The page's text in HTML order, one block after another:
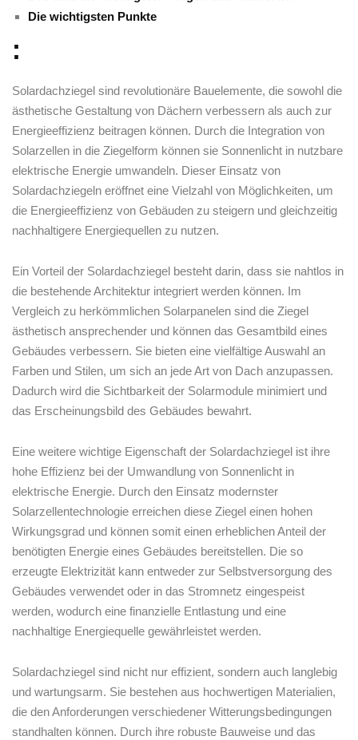
Die wichtigsten Punkte
:
Solardachziegel sind revolutionäre Bauelemente, die sowohl die
ästhetische Gestaltung von⁤ Dächern verbessern als auch zur
Energieeffizienz beitragen können. Durch die Integration von
Solarzellen in die Ziegelform können sie Sonnenlicht in nutzbare
elektrische Energie umwandeln. Dieser Einsatz von
Solardachziegeln eröffnet eine ⁣Vielzahl von Möglichkeiten, um
die Energieeffizienz von⁤ Gebäuden zu steigern und gleichzeitig
nachhaltigere Energiequellen zu nutzen.
Ein Vorteil der Solardachziegel besteht darin, dass sie ​nahtlos in
die bestehende Architektur integriert werden können. Im
Vergleich zu herkömmlichen Solarpanelen sind die Ziegel ​
ästhetisch ansprechender und können das Gesamtbild⁢ eines
Gebäudes verbessern. Sie bieten eine vielfältige Auswahl an
Farben und Stilen, um sich an jede Art von⁢ Dach anzupassen.
Dadurch​ wird die Sichtbarkeit der Solarmodule minimiert und
das Erscheinungsbild des Gebäudes bewahrt.
Eine weitere wichtige ⁢Eigenschaft der Solardachziegel ist ihre
hohe Effizienz bei der Umwandlung von Sonnenlicht in
elektrische Energie. Durch‍ den Einsatz ​modernster
Solarzellentechnologie erreichen diese Ziegel einen ‌hohen
Wirkungsgrad und können somit einen erheblichen Anteil⁣ der
benötigten Energie eines Gebäudes bereitstellen. Die so
erzeugte Elektrizität kann entweder zur Selbstversorgung des
Gebäudes verwendet oder in das Stromnetz ​eingespeist
werden, wodurch eine finanzielle Entlastung und eine
nachhaltige Energiequelle gewährleistet werden.
Solardachziegel​ sind nicht nur effizient, ⁢sondern auch langlebig⁣
und wartungsarm. Sie‌ bestehen aus hochwertigen Materialien,
die⁢ den Anforderungen verschiedener Witterungsbedingungen
standhalten können. Durch ihre robuste Bauweise und das